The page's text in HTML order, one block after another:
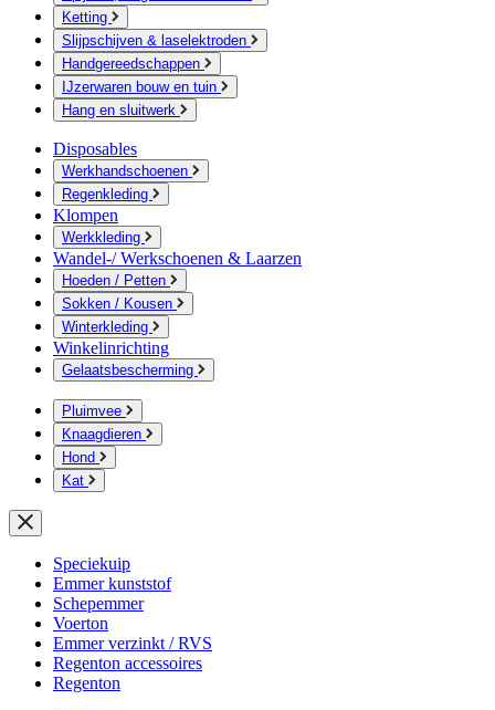
Ketting
Slijpschijven & laselektroden
Handgereedschappen
IJzerwaren bouw en tuin
Hang en sluitwerk
Disposables
Werkhandschoenen
Regenkleding
Klompen
Werkkleding
Wandel-/ Werkschoenen & Laarzen
Hoeden / Petten
Sokken / Kousen
Winterkleding
Winkelinrichting
Gelaatsbescherming
Pluimvee
Knaagdieren
Hond
Kat
Speciekuip
Emmer kunststof
Schepemmer
Voerton
Emmer verzinkt / RVS
Regenton accessoires
Regenton